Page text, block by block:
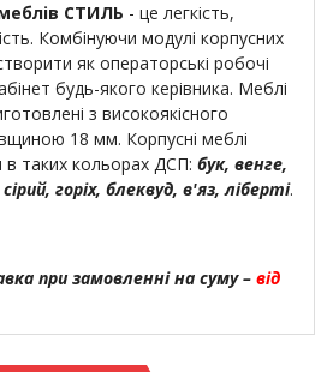
СТИЛЬ - це легкість,
Комбінуючи модулі корпусних
як операторські робочі
будь-якого керівника. Меблі
з високоякісного
18 мм. Корпусні меблі
таких кольорах ДСП: бук, венге,
горіх, блеквуд, в'яз, ліберті.
при замовленні на суму – від